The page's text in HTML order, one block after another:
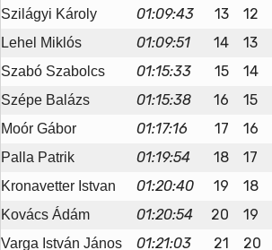
Szilágyi Károly
01:09:43 13 12
Lehel Miklós
01:09:51 14 13
Szabó Szabolcs
01:15:33 15 14
Szépe Balázs
01:15:38 16 15
Moór Gábor
01:17:16 17 16
Palla Patrik
01:19:54 18 17
Kronavetter Istvan
01:20:40 19 18
Kovács Ádám
01:20:54 20 19
Varga István János
01:21:03 21 20